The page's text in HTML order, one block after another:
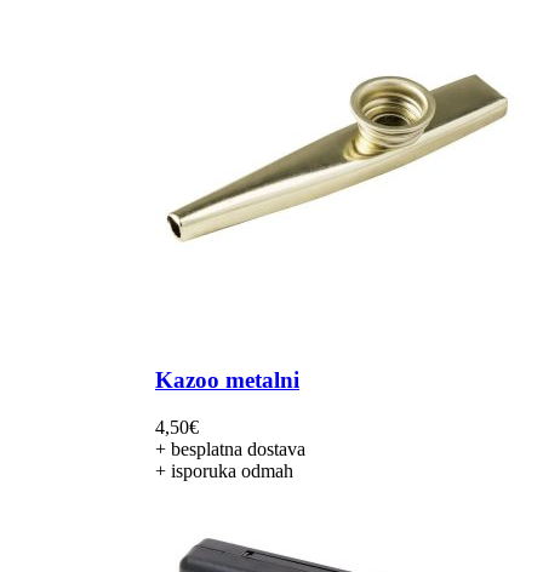
Kazoo metalni
4,50€
+ besplatna dostava
+ isporuka odmah